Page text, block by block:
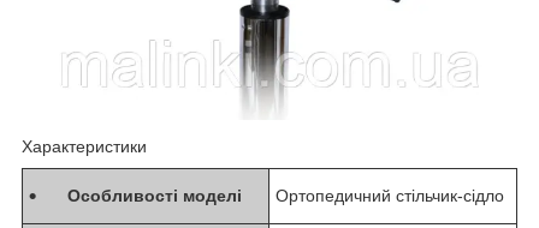
Характеристики
Особливості моделі Ортопедичний стільчик-сідло